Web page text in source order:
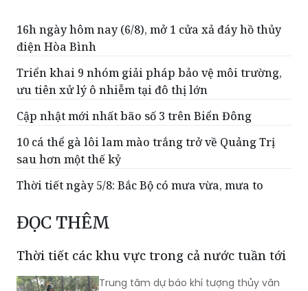
Triển khai 9 nhóm giải pháp bảo vệ môi trường,
ưu tiên xử lý ô nhiễm tại đô thị lớn
Cập nhật mới nhất bão số 3 trên Biển Đông
sau hơn một thế kỷ
Thời tiết ngày 5/8: Bắc Bộ có mưa vừa, mưa to
ĐỌC THÊM
Thời tiết các khu vực trong cả nước tuần tới
Trung tâm dự báo khí tượng thủy văn
Quốc gia dự báo, đầu tuần tới, khu vực
Bắc Bộ trong đó có Thủ đô Hà Nội có